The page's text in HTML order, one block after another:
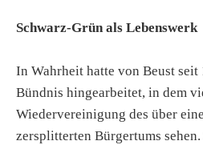
Schwarz-Grün als Lebenswerk
In Wahrheit hatte von Beust seit
Bündnis hingearbeitet, in dem
Wiedervereinigung des über
zersplitterten Bürgertums